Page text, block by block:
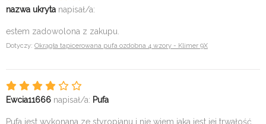
nazwa ukryta napisał/a:
estem zadowolona z zakupu.
Dotyczy: Okrągła tapicerowana pufa ozdobna 4 wzory - Klimer 9X
Ewcia11666 napisał/a: Pufa
Pufa jest wykonana ze styropianu i nie wiem jaka jest jej trwałość